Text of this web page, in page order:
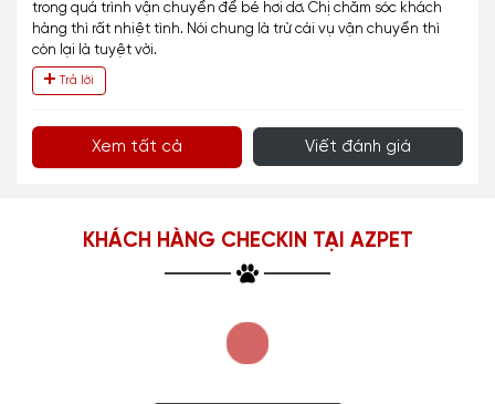
trong quá trình vận chuyển để bé hơi dơ. Chị chăm sóc khách
hàng thì rất nhiệt tình. Nói chung là trừ cái vụ vận chuyển thì
còn lại là tuyệt vời.
Trả lời
Xem tất cả Viết đánh giá
KHÁCH HÀNG CHECKIN TẠI AZPET